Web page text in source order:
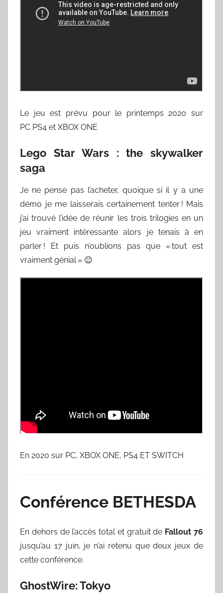
Le jeu est prévu pour le printemps 2020 sur
PC PS4 et XBOX ONE
Lego Star Wars : the skywalker
saga
Je ne pense pas l’acheter, quoique si il y a une
démo je me laisserais certainement tenter ! Mais
j’ai trouvé l’idée de réunir les trois trilogies en un
jeu vraiment intéressante alors je tenais à en
parler ! Et puis n’oublions pas que « tout est
vraiment génial » 😉
En 2020 sur PC, XBOX ONE, PS4 ET SWITCH
Conférence BETHESDA
En dehors de l’accès total et gratuit de Fallout 76
jusqu’au 17 juin, je n’ai retenu que deux jeux de
cette conférence.
GhostWire: Tokyo